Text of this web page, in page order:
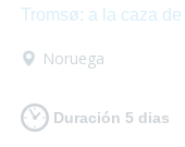
Tromsø: a la caza
Noruega
Duración 5 dias